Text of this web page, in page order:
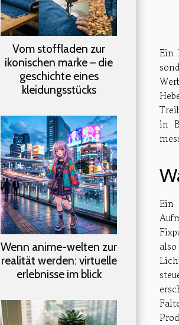
Vom stoffladen zur
ikonischen marke – die
geschichte eines
kleidungsstücks
Wenn anime-welten zur
realität werden: virtuelle
erlebnisse im blick
Ein
in
Ein